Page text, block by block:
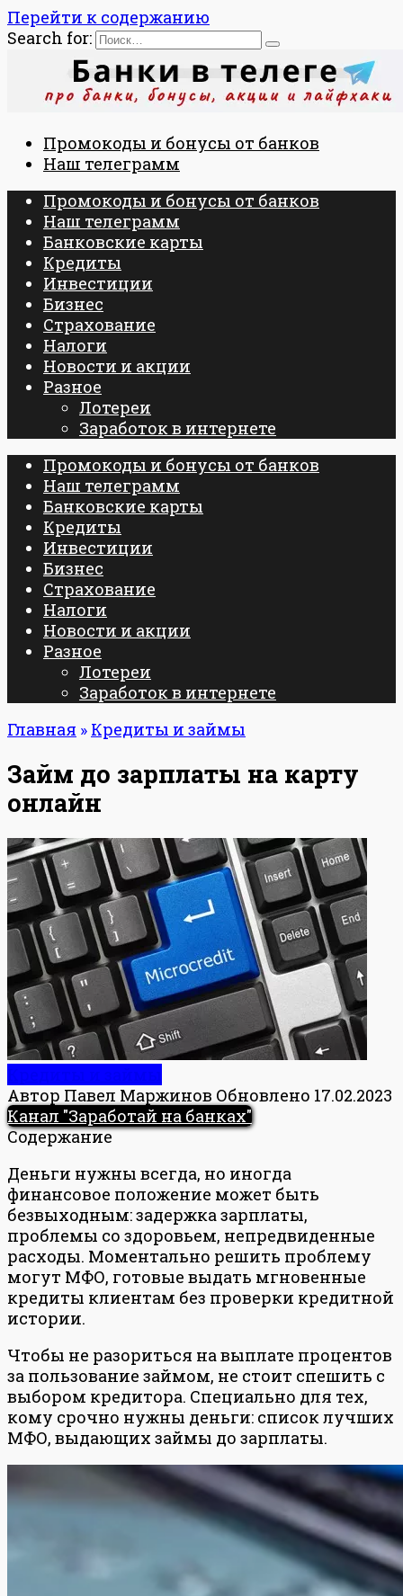
Перейти к содержанию
Search for:
Промокоды и бонусы от банков
Наш телеграмм
Промокоды и бонусы от банков
Наш телеграмм
Банковские карты
Кредиты
Инвестиции
Бизнес
Страхование
Налоги
Новости и акции
Разное
Лотереи
Заработок в интернете
Промокоды и бонусы от банков
Наш телеграмм
Банковские карты
Кредиты
Инвестиции
Бизнес
Страхование
Налоги
Новости и акции
Разное
Лотереи
Заработок в интернете
Главная » Кредиты и займы
Займ до зарплаты на карту
онлайн
Автор Павел Маржинов Обновлено 17.02.2023
Канал "Заработай на банках"
Содержание
Деньги нужны всегда, но иногда
финансовое положение может быть
безвыходным: задержка зарплаты,
проблемы со здоровьем, непредвиденные
расходы. Моментально решить проблему
могут МФО, готовые выдать мгновенные
кредиты клиентам без проверки кредитной
истории.
Чтобы не разориться на выплате процентов
за пользование займом, не стоит спешить с
выбором кредитора. Специально для тех,
кому срочно нужны деньги: список лучших
МФО, выдающих займы до зарплаты.